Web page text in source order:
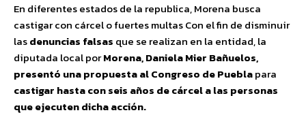
En diferentes estados de la republica, Morena busca
castigar con cárcel o fuertes multas Con el fin de disminuir
lasdenuncias falsas que se realizan en la entidad, la
diputada local porMorena, Daniela Mier Bañuelos,
presentó una propuesta al Congreso de Pueblapara
castigar hasta con seis años de cárcel a las personas
que ejecuten dicha acción.